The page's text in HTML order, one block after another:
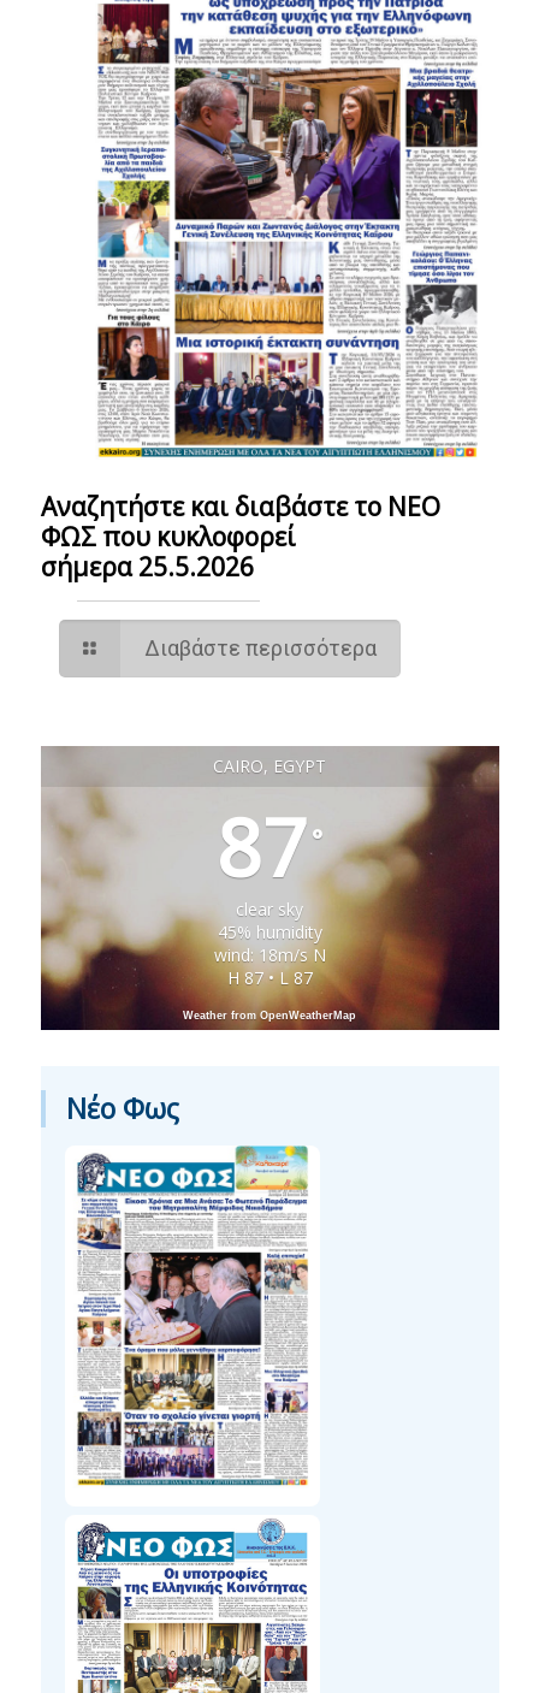
Αναζητήστε και διαβάστε το ΝΕΟ
ΦΩΣ που κυκλοφορεί
σήμερα 25.5.2026
Διαβάστε περισσότερα
CAIRO, EGYPT
87°
clear sky
45% humidity
wind: 18m/s N
H 87 • L 87
Weather from OpenWeatherMap
Νέο Φως